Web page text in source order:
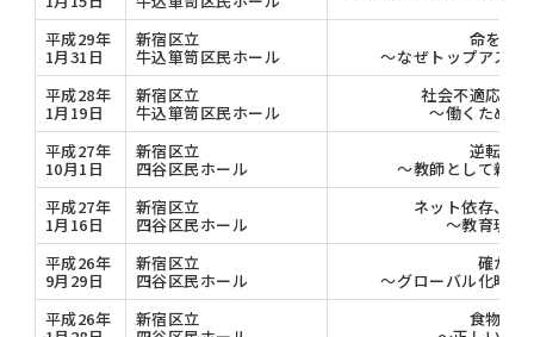
平成29年
1月31日
新宿区立
牛込箪笥区民ホール
命を輝
～なぜトップアスリ
平成28年
1月19日
新宿区立
牛込箪笥区民ホール
社会不適応に
～働くために
平成27年
10月1日
新宿区立
四谷区民ホール
逆転の
～教師として親と
平成27年
1月16日
新宿区立
四谷区民ホール
ネット依存、ネ
～教育現場
平成26年
9月29日
新宿区立
四谷区民ホール
確かに
～グローバル化時代
平成26年
新宿区立 食物ア